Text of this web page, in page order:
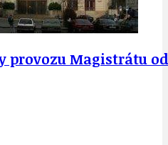
Magistrátu od